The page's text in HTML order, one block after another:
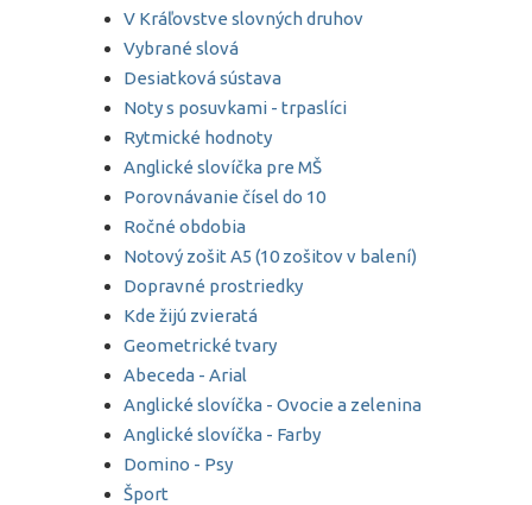
V Kráľovstve slovných druhov
Vybrané slová
Desiatková sústava
Noty s posuvkami - trpaslíci
Rytmické hodnoty
Anglické slovíčka pre MŠ
Porovnávanie čísel do 10
Ročné obdobia
Notový zošit A5 (10 zošitov v balení)
Dopravné prostriedky
Kde žijú zvieratá
Geometrické tvary
Abeceda - Arial
Anglické slovíčka - Ovocie a zelenina
Anglické slovíčka - Farby
Domino - Psy
Šport